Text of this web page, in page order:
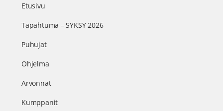
Etusivu
Tapahtuma – SYKSY 2026
Puhujat
Ohjelma
Arvonnat
Kumppanit